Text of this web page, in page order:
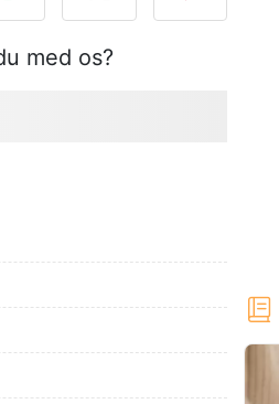
med os?